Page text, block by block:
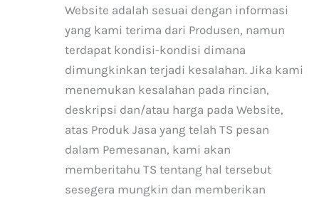
Website adalah sesuai dengan informasi
yang kami terima dari Produsen, namun
terdapat kondisi-kondisi dimana
dimungkinkan terjadi kesalahan. Jika kami
menemukan kesalahan pada rincian,
deskripsi dan/atau harga pada Website,
atas Produk Jasa yang telah TS pesan
dalam Pemesanan, kami akan
memberitahu TS tentang hal tersebut
sesegera mungkin dan memberikan